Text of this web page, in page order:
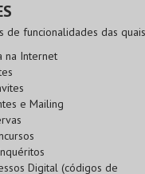
de funcionalidades das
na Internet
e Mailing
Digital (códigos de